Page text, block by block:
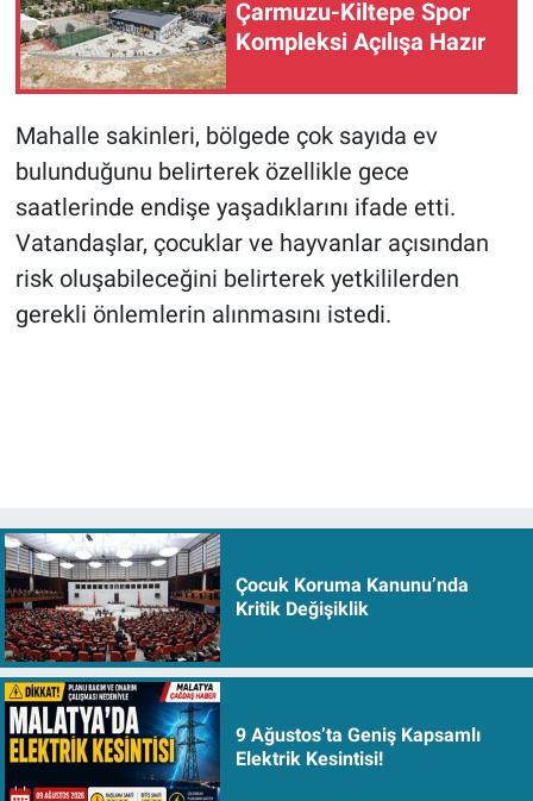
Çarmuzu-Kiltepe Spor
Kompleksi Açılışa Hazır
Mahalle sakinleri, bölgede çok sayıda ev
bulunduğunu belirterek özellikle gece
saatlerinde endişe yaşadıklarını ifade etti.
Vatandaşlar, çocuklar ve hayvanlar açısından
risk oluşabileceğini belirterek yetkililerden
gerekli önlemlerin alınmasını istedi.
Çocuk Koruma Kanunu’nda
Kritik Değişiklik
9 Ağustos’ta Geniş Kapsamlı
Elektrik Kesintisi!